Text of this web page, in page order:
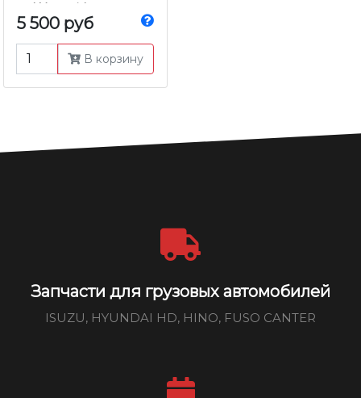
гг. | Yamasida
5 500 руб
В корзину
Запчасти для грузовых автомобилей
ISUZU, HYUNDAI HD, HINO, FUSO CANTER